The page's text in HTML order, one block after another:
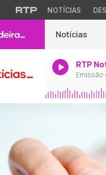
NOTÍCIAS
Notícias
RTP